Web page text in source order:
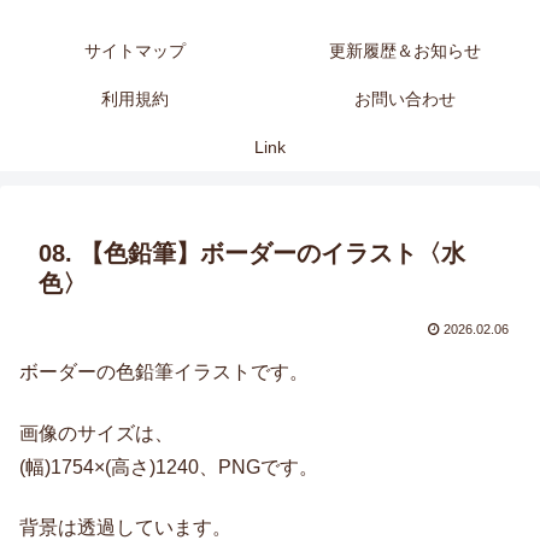
サイトマップ 更新履歴＆お知らせ
利用規約 お問い合わせ
Link
08. 【色鉛筆】ボーダーのイラスト〈水
色〉
2026.02.06
ボーダーの色鉛筆イラストです。
画像のサイズは、
(幅)1754×(高さ)1240、PNGです。
背景は透過しています。